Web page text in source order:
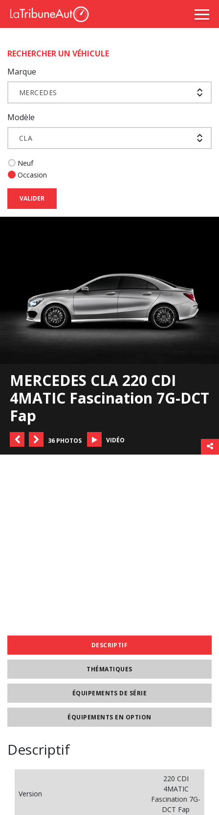
RECHERCHER UN VÉHICULE
Marque
MERCEDES
Modèle
CLA
Neuf
Occasion
VALIDER
MERCEDES CLA 220 CDI
4MATIC Fascination 7G-DCT
Fap
36 PHOTOS VIDÉO
DESCRIPTIF
THÉMATIQUES
ÉQUIPEMENTS DE SÉRIE
ÉQUIPEMENTS EN OPTION
Descriptif
Version
220 CDI
4MATIC
Fascination 7G-
DCT Fap